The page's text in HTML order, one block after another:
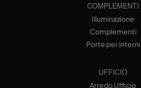
COMPLEMENTI
Illuminazione
Complementi
Porte per interni
UFFICIO
Arredo Ufficio